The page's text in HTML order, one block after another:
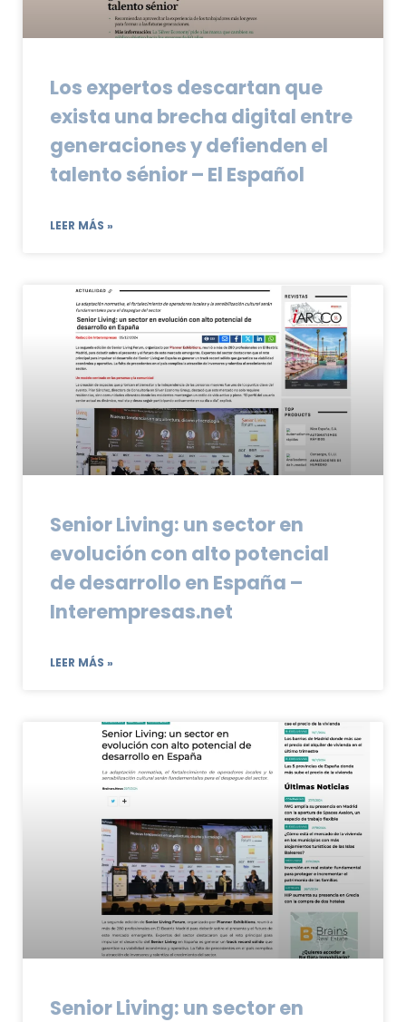
Los expertos descartan que
exista una brecha digital entre
generaciones y defienden el
talento sénior – El Español
LEER MÁS »
Senior Living: un sector en
evolución con alto potencial
de desarrollo en España –
Interempresas.net
LEER MÁS »
Senior Living: un sector en